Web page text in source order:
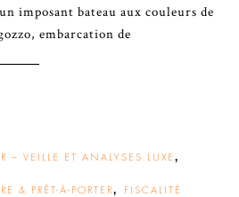
imposant bateau aux couleurs de
embarcation de
– VEILLE ET ANALYSES LUXE ,
& PRÊT-À-PORTER, FISCALITÉ